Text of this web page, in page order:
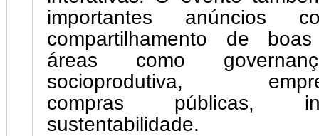
importantes anúncios
compartilhamento de
áreas como
socioprodutiva,
compras públicas,
sustentabilidade.